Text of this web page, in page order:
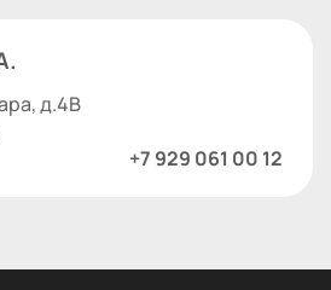
д.4В
+7 929 061 00 12